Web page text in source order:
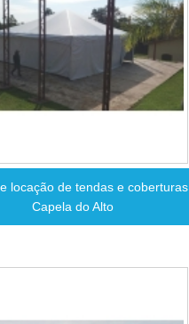
locação de tendas e coberturas
Capela do Alto